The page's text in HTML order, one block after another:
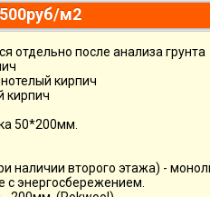
м2
отдельно после анализа грунта
кирпич
кирпич
50*200мм.
наличии второго этажа) -
с энергосбережением.